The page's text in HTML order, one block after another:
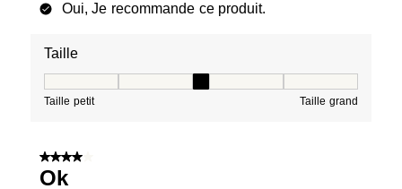
Oui, Je recommande ce produit.
Taille
Taille petit Taille grand
4 sur 5 étoiles.
Ok